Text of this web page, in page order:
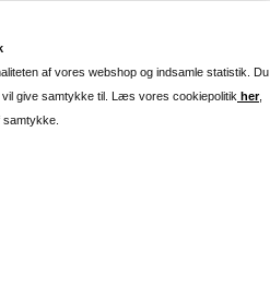
af vores webshop og indsamle statistik. Du
give samtykke til. Læs vores cookiepolitik her,